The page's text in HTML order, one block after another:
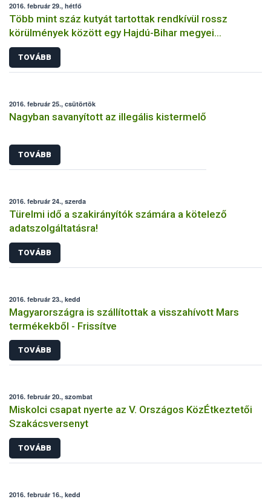
2016. február 29., hétfő
Több mint száz kutyát tartottak rendkívül rossz
körülmények között egy Hajdú-Bihar megyei
tenyészetben
TOVÁBB
2016. február 25., csütörtök
Nagyban savanyított az illegális kistermelő
TOVÁBB
2016. február 24., szerda
Türelmi idő a szakirányítók számára a kötelező
adatszolgáltatásra!
TOVÁBB
2016. február 23., kedd
Magyarországra is szállítottak a visszahívott Mars
termékekből - Frissítve
TOVÁBB
2016. február 20., szombat
Miskolci csapat nyerte az V. Országos KözÉtkeztetői
Szakácsversenyt
TOVÁBB
2016. február 16., kedd